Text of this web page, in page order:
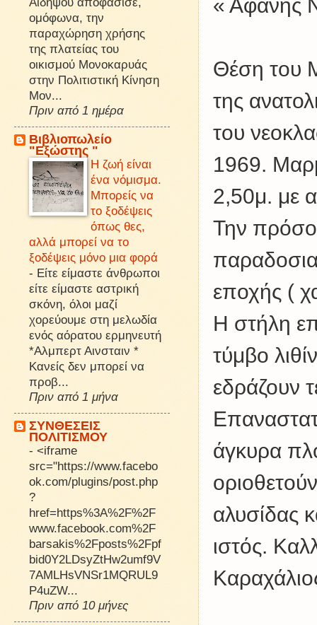
« Αφανής
Θέση του
της
του
1969.
2,50μ. με
Την
εποχής (
Η στήλη
τύμβο
εδράζουν
άγκυρα
αλυσίδας
ιστός.
ομόφωνα, την
παραχώρηση χρήσης
της πλατείας του
οικισμού Μονοκαρυάς
στην Πολιτιστική Κίνηση
Μον...
Πριν από 1 ημέρα
Βιβλιοπωλείο
"Εξώστης "
Η ζωή είναι
ένα νόμισμα.
Μπορείς να
το ξοδέψεις
όπως θες,
αλλά μπορεί να το
ξοδέψεις μόνο μια φορά
- Είτε είμαστε άνθρωποι
είτε είμαστε αστρική
σκόνη, όλοι μαζί
χορεύουμε στη μελωδία
ενός αόρατου ερμηνευτή
*Αλμπερτ Αινσταιν *
Κανείς δεν μπορεί να
προβ...
Πριν από 1 μήνα
ΣΥΝΘΕΣΕΙΣ
ΠΟΛΙΤΙΣΜΟΥ
- <iframe
src="https://www.facebo
ok.com/plugins/post.php
?
href=https%3A%2F%2F
www.facebook.com%2F
barsakis%2Fposts%2Fpf
bid0Y2LDsyZtHw2umf9V
7AMLHsVNSr1MQRUL9
P4uZW...
Πριν από 10 μήνες